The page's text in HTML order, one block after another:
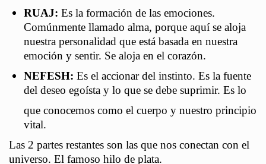
RUAJ: Es la formación de las emociones.
Comúnmente llamado alma, porque aquí se aloja
nuestra personalidad que está basada en nuestra
emoción y sentir. Se aloja en el corazón.
NEFESH: Es el accionar del instinto. Es la fuente
del deseo egoísta y lo que se debe suprimir. Es lo
que conocemos como el cuerpo y nuestro principio
vital.
Las 2 partes restantes son las que nos conectan con el
universo. El famoso hilo de plata.